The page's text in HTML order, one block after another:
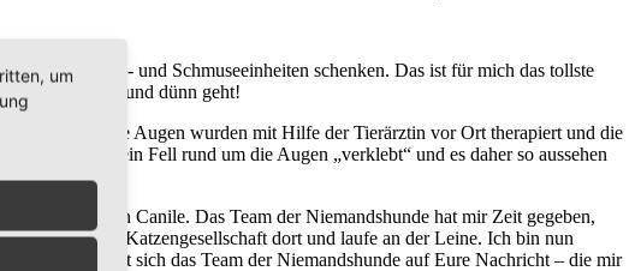
Streichel- und Schmuseeinheiten schenken. Das ist für mich das tollste
durch dick und dünn geht!
gerettet. Meine Augen wurden mit Hilfe der Tierärztin vor Ort therapiert und die
die mir mein Fell rund um die Augen „verklebt“ und es daher so aussehen
italienischen Canile. Das Team der Niemandshunde hat mir Zeit gegeben,
Hunde- und Katzengesellschaft dort und laufe an der Leine. Ich bin nun
Dann freut sich das Team der Niemandshunde auf Eure Nachricht – die mir
um